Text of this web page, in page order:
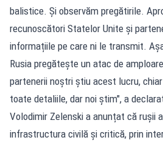
balistice. Și observăm pregătirile.
recunoscători Statelor Unite și
informațiile pe care ni le transmit.
Rusia pregătește un atac de
partenerii noștri știu acest lucru,
toate detaliile, dar noi știm", a
Volodimir Zelenski a anunțat că rușii
infrastructura civilă și critică, prin